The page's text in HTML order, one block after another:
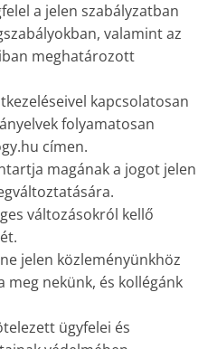
a jelen szabályzatban
valamint az
meghatározott
kapcsolatosan
folyamatosan
címen.
magának a jogot jelen
változásokról kellő
jelen közleményünkhöz
meg nekünk, és kollégánk
ügyfelei és